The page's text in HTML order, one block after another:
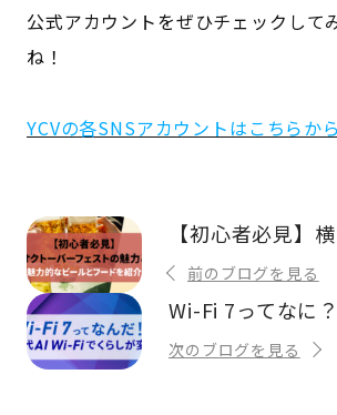
公式アカウントをぜひチェックして
ね！
YCVの各SNSアカウントはこちらから
前のブログを見る
Wi-Fi 7ってなに？
次のブログを見る